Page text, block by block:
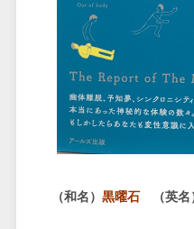
（和名） 黒曜石（英名